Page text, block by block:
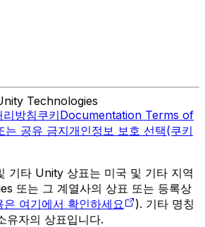
Technologies
방침쿠키Documentation Terms of
는 공유 금지개인정보 보호 선택(쿠키
기타 Unity 상표는 미국 및 기타 지역
또는 그 계열사의 상표 또는 등록상
은 여기에서 확인하세요
). 기타 명칭
유자의 상표입니다.